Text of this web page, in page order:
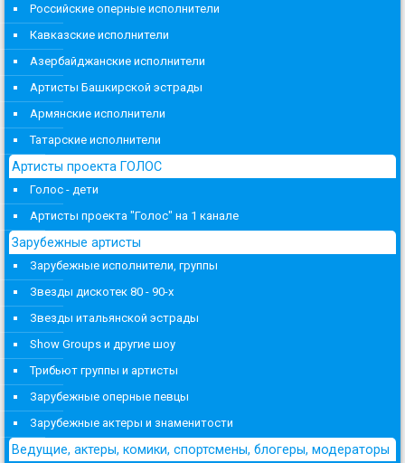
Российские оперные исполнители
Кавказские исполнители
Азербайджанские исполнители
Артисты Башкирской эстрады
Армянские исполнители
Татарские исполнители
Артисты проекта ГОЛОС
Голос - дети
Артисты проекта "Голос" на 1 канале
Зарубежные артисты
Зарубежные исполнители, группы
Звезды дискотек 80 - 90-х
Звезды итальянской эстрады
Show Groups и другие шоу
Трибьют группы и артисты
Зарубежные оперные певцы
Зарубежные актеры и знаменитости
Ведущие, актеры, комики, спортсмены, блогеры, модераторы